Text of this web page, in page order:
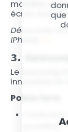
que
modèles
écran,
Découvrez
iPhone
3.
Le Samsung
innovation et
Points forts
poussière).